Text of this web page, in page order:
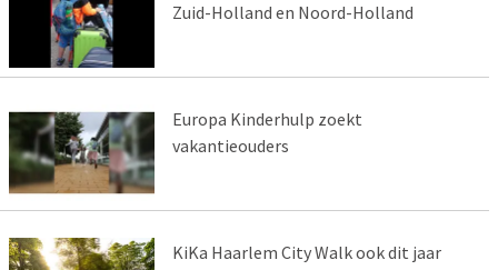
Zuid-Holland en Noord-Holland
Europa Kinderhulp zoekt
vakantieouders
KiKa Haarlem City Walk ook dit jaar